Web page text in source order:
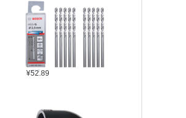
¥52.89